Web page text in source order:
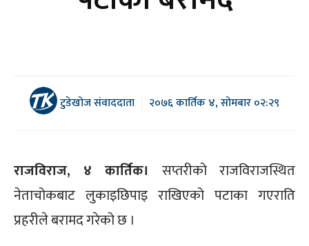
टुडेखोज संवाददाता २०७६ कार्तिक ४, सोमबार ०२:२९
राजविराज, ४ कार्तिक।
सप्तरीको राजविराजस्थित
नेताचोकबाट लुकाइछिपाइ राखिएको पटाका गएराति
प्रहरीले बरामद गरेको छ ।